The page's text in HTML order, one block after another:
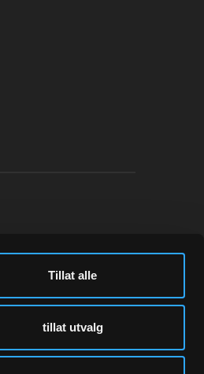
Tillat alle
tillat utvalg
OSS
Instagram